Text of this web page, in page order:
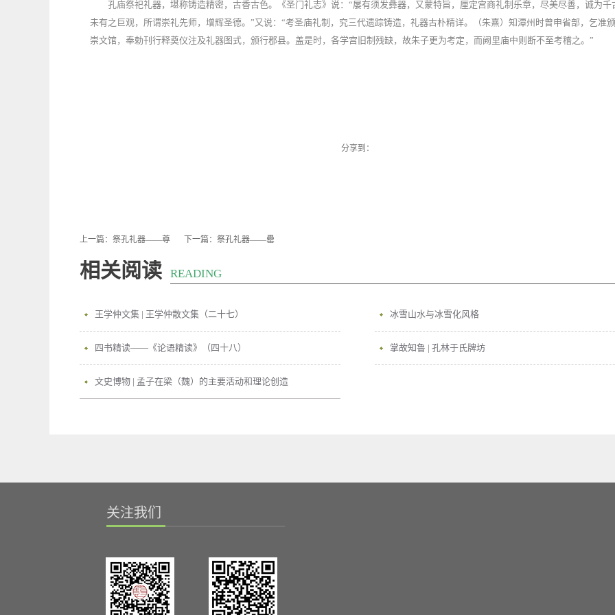
孔庙祭祀礼器，堪称铸造精密，古香古色。《圣门礼志》说：“屡有须发彝器，又蒙特旨，厘定宫商礼制乐章，尽美尽善，诚为千
未有之巨观，所谓崇礼先师，增辉圣德。”又说：“考圣庙礼制，究三代遗踪铸造，礼器古朴精详。（朱熹）知潭州时曾申省部，乞准
崇文馆，奉勅刊行释奠仪注及礼器图式，颁行郡县。盖是时，各学宫旧制残缺，故朱子更为考定，而阙里庙中则断不至考稽之。”
分享到：
上一篇： 祭孔礼器——尊 下一篇： 祭孔礼器——罍
相关阅读 READING
王学仲文集 | 王学仲散文集（二十七） 冰雪山水与冰雪化风格
四书精读——《论语精读》（四十八） 掌故知鲁 | 孔林于氏牌坊
文史博物 | 孟子在梁（魏）的主要活动和理论创造
关注我们